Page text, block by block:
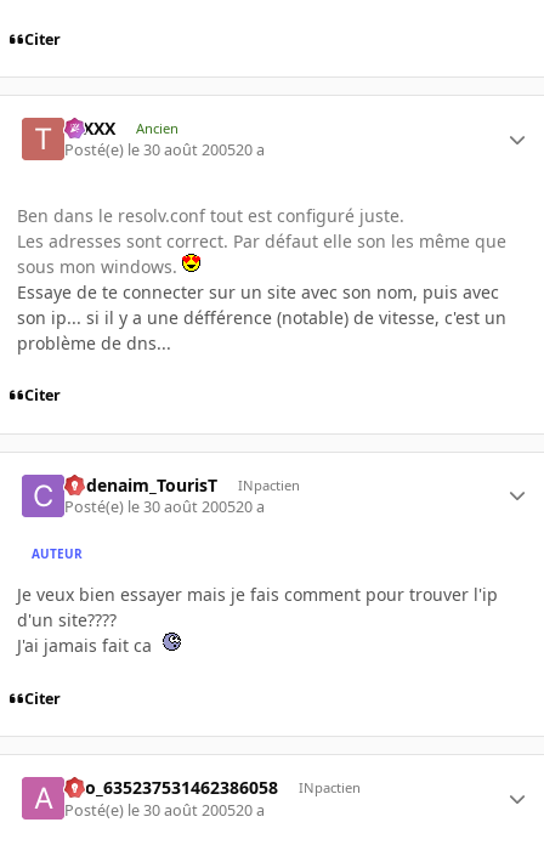
Citer
tuXXX Ancien
Posté(e) le 30 août 200520 a
Ben dans le resolv.conf tout est configuré juste.
Les adresses sont correct. Par défaut elle son les même que
sous mon windows.
Essaye de te connecter sur un site avec son nom, puis avec
son ip... si il y a une défférence (notable) de vitesse, c'est un
problème de dns...
Citer
Codenaim_TourisT INpactien
Posté(e) le 30 août 200520 a
AUTEUR
Je veux bien essayer mais je fais comment pour trouver l'ip
d'un site????
J'ai jamais fait ca
Citer
ano_635237531462386058 INpactien
Posté(e) le 30 août 200520 a